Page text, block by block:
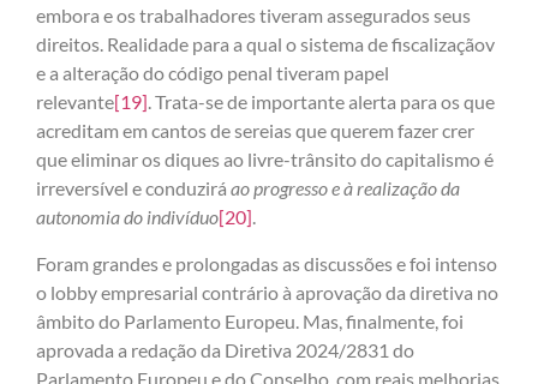
embora e os trabalhadores tiveram assegurados seus
direitos. Realidade para a qual o sistema de fiscalizaçãov
e a alteração do código penal tiveram papel
relevante[19]. Trata-se de importante alerta para os que
acreditam em cantos de sereias que querem fazer crer
que eliminar os diques ao livre-trânsito do capitalismo é
irreversível e conduzirá ao progresso e à realização da
autonomia do indivíduo[20].
Foram grandes e prolongadas as discussões e foi intenso
o lobby empresarial contrário à aprovação da diretiva no
âmbito do Parlamento Europeu. Mas, finalmente, foi
aprovada a redação da Diretiva 2024/2831 do
Parlamento Europeu e do Conselho, com reais melhorias